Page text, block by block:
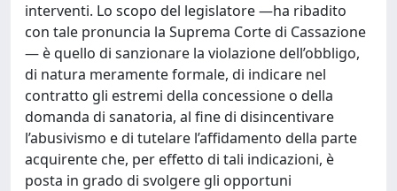
interventi. Lo scopo del legislatore —ha ribadito
con tale pronuncia la Suprema Corte di Cassazione
— è quello di sanzionare la violazione dell’obbligo,
di natura meramente formale, di indicare nel
contratto gli estremi della concessione o della
domanda di sanatoria, al fine di disincentivare
l’abusivismo e di tutelare l’affidamento della parte
acquirente che, per effetto di tali indicazioni, è
posta in grado di svolgere gli opportuni